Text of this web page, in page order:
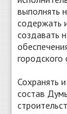
выполнять
содержать
создавать
городского
Сохранять
состав